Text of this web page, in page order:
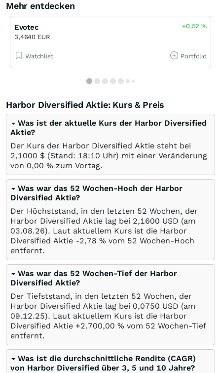
Mehr entdecken
Evotec
3,4640 EUR
+0,52%
Watchlist Portfolio
Harbor Diversified Aktie: Kurs & Preis
Was ist der aktuelle Kurs der Harbor Diversified
Aktie?
Der Kurs der Harbor Diversified Aktie steht bei
2,1000 $ (Stand: 18:10 Uhr) mit einer Veränderung
von 0,00 % zum Vortag.
Was war das 52 Wochen-Hoch der Harbor
Diversified Aktie?
Der Höchststand, in den letzten 52 Wochen, der
Harbor Diversified Aktie lag bei 2,1600 USD (am
03.08.26). Laut aktuellem Kurs ist die Harbor
Diversified Aktie -2,78 % vom 52 Wochen-Hoch
entfernt.
Was war das 52 Wochen-Tief der Harbor
Diversified Aktie?
Der Tiefststand, in den letzten 52 Wochen, der
Harbor Diversified Aktie lag bei 0,0750 USD (am
09.12.25). Laut aktuellem Kurs ist die Harbor
Diversified Aktie +2.700,00 % vom 52 Wochen-Tief
entfernt.
Was ist die durchschnittliche Rendite (CAGR)
von Harbor Diversified über 3, 5 und 10 Jahre?